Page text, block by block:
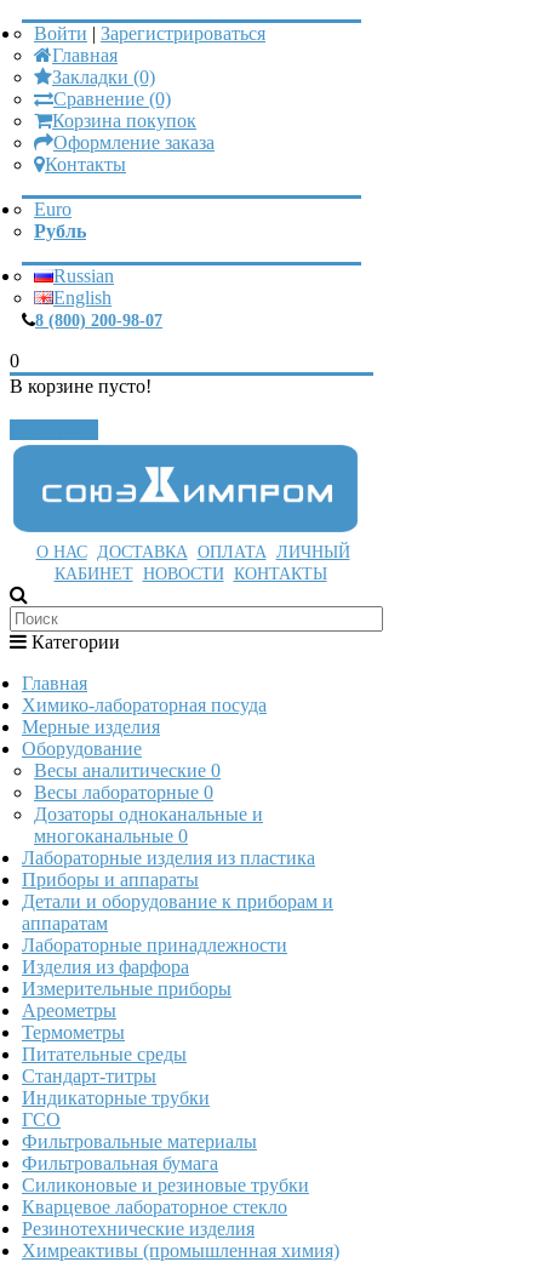
Войти | Зарегистрироваться
Главная
Закладки (0)
Сравнение (0)
Корзина покупок
Оформление заказа
Контакты
Euro
Рубль
Russian
English
8 (800) 200-98-07
0
В корзине пусто!
О НАС ДОСТАВКА ОПЛАТА ЛИЧНЫЙ
КАБИНЕТ НОВОСТИ КОНТАКТЫ
Категории
Главная
Химико-лабораторная посуда
Мерные изделия
Оборудование
Весы аналитические 0
Весы лабораторные 0
Дозаторы одноканальные и
многоканальные 0
Лабораторные изделия из пластика
Приборы и аппараты
Детали и оборудование к приборам и
аппаратам
Лабораторные принадлежности
Изделия из фарфора
Измерительные приборы
Ареометры
Термометры
Питательные среды
Стандарт-титры
Индикаторные трубки
ГСО
Фильтровальные материалы
Фильтровальная бумага
Силиконовые и резиновые трубки
Кварцевое лабораторное стекло
Резинотехнические изделия
Химреактивы (промышленная химия)